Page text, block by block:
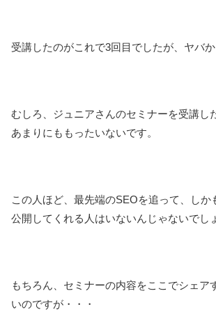
受講したのがこれで3回目でしたが、ヤバ
むしろ、ジュニアさんのセミナーを受講し
あまりにももったいないです。
この人ほど、最先端のSEOを追って、しか
公開してくれる人はいないんじゃないでし
もちろん、セミナーの内容をここでシェア
いのですが・・・